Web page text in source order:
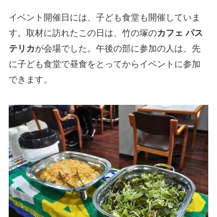
イベント開催日には、子ども食堂も開催していま
す。取材に訪れたこの日は、竹の塚のカフェ パス
テリカが会場でした。午後の部に参加の人は、先
に子ども食堂で昼食をとってからイベントに参加
できます。